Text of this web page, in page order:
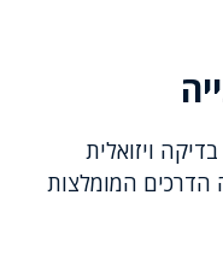
ויזואלית
הדרכים המומלצות